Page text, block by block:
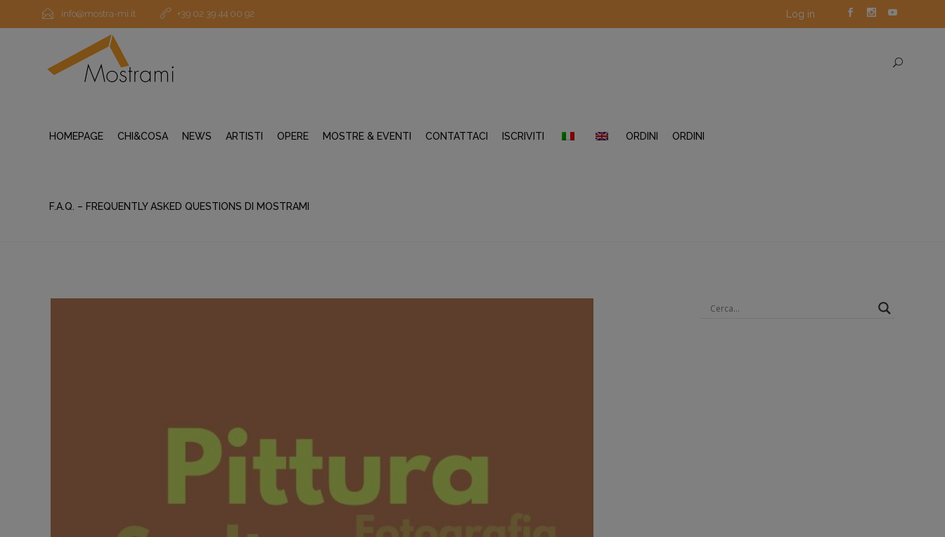
info@mostra-mi.it +39 02 39 44 00 92 Log in
HOMEPAGE CHI&COSA NEWS ARTISTI OPERE MOSTRE & EVENTI CONTATTACI ISCRIVITI ORDINI ORDINI
F.A.Q. – FREQUENTLY ASKED QUESTIONS DI MOSTRAMI